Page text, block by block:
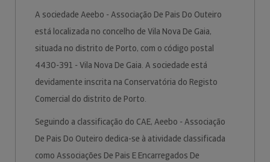
A sociedade Aeebo - Associação De Pais Do Outeiro
está localizada no concelho de Vila Nova De Gaia,
situada no distrito de Porto, com o código postal
4430-391 - Vila Nova De Gaia. A sociedade está
devidamente inscrita na Conservatória do Registo
Comercial do distrito de Porto.
Seguindo a classificação do CAE, Aeebo - Associação
De Pais Do Outeiro dedica-se à atividade classificada
como Associações De Pais E Encarregados De